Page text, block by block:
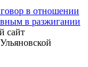
в отношении
в разжигании
сайт